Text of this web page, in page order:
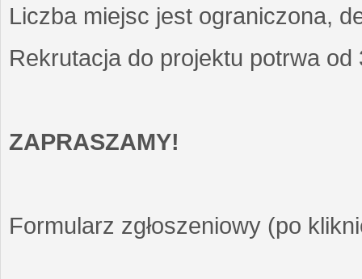
Liczba miejsc jest ograniczona,
Rekrutacja do projektu potrwa
ZAPRASZAMY!
Formularz zgłoszeniowy (po